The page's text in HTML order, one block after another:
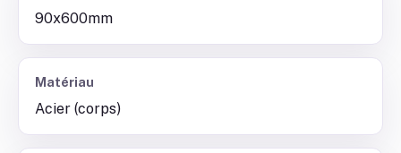
90x600mm
Matériau
Acier (corps)